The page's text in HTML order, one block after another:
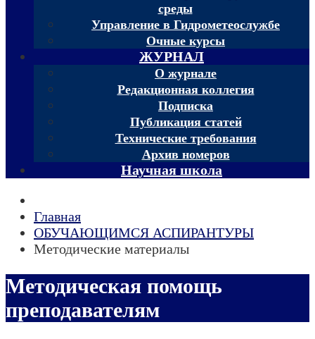
среды
Управление в Гидрометеослужбе
Очные курсы
ЖУРНАЛ
О журнале
Редакционная коллегия
Подписка
Публикация статей
Технические требования
Архив номеров
Научная школа
Главная
ОБУЧАЮЩИМСЯ АСПИРАНТУРЫ
Методические материалы
Методическая помощь
преподавателям